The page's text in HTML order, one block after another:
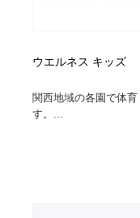
ウエルネス キッズ
関西地域の各園で体
す。...